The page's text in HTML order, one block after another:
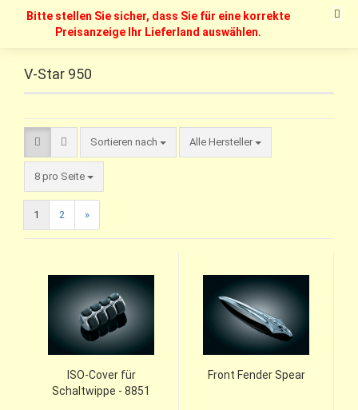
Bitte stellen Sie sicher, dass Sie für eine korrekte
Preisanzeige Ihr Lieferland auswählen.
V-Star 950
Sortieren nach Alle Hersteller
8 pro Seite
1 2 »
ISO-Cover für
Schaltwippe - 8851
Front Fender Spear